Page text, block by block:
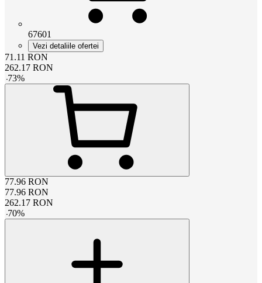
67601
Vezi detaliile ofertei
71.11 RON
262.17 RON
-73%
77.96 RON
77.96 RON
262.17 RON
-70%